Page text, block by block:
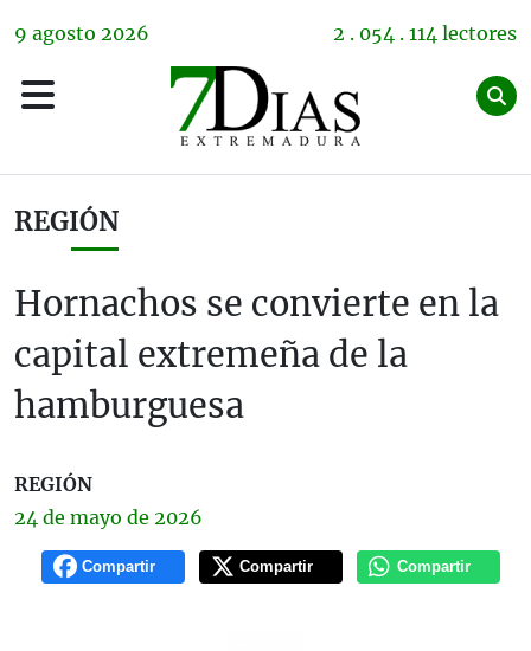
9 agosto 2026 2 . 054 . 114 lectores
REGIÓN
Hornachos se convierte en la
capital extremeña de la
hamburguesa
REGIÓN
24 de mayo de 2026
Compartir Compartir Compartir